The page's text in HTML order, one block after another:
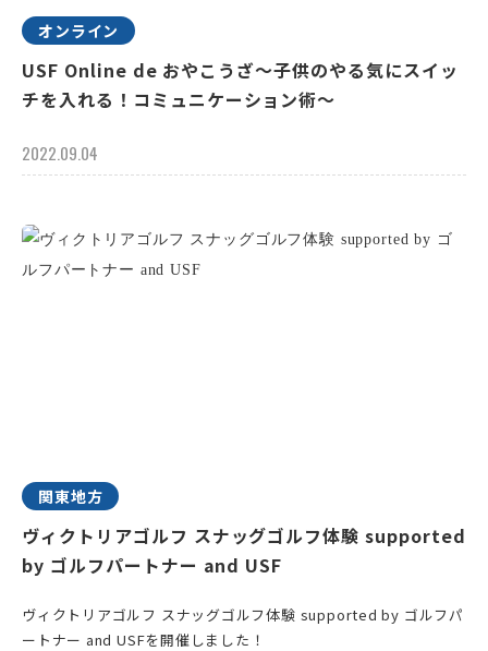
オンライン
USF Online de おやこうざ～子供のやる気にスイッ
チを入れる！コミュニケーション術～
2022.09.04
関東地方
ヴィクトリアゴルフ スナッグゴルフ体験 supported
by ゴルフパートナー and USF
ヴィクトリアゴルフ スナッグゴルフ体験 supported by ゴルフパ
ートナー and USFを開催しました！